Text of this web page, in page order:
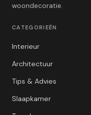
woondecoratie.
CATEGORIEËN
Interieur
Architectuur
Tips & Advies
Slaapkamer